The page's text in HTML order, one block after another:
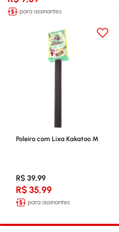
para assinantes
Poleiro com Lixa Kakatoo M
R$ 39,99
R$ 35,99
para assinantes